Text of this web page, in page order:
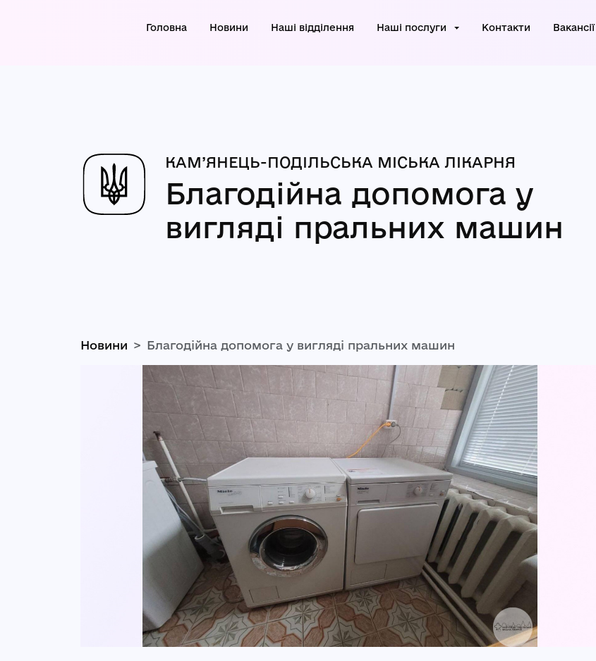
Головна Новини Наші відділення Наші послуги Контакти Вакансії
КАМ’ЯНЕЦЬ-ПОДІЛЬСЬКА МІСЬКА ЛІКАРНЯ
Благодійна допомога у
вигляді пральних машин
Новини Благодійна допомога у вигляді пральних машин